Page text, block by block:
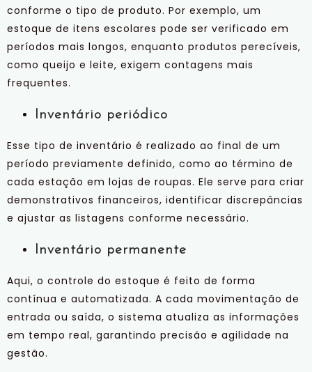
conforme o tipo de produto. Por exemplo, um
estoque de itens escolares pode ser verificado em
períodos mais longos, enquanto produtos perecíveis,
como queijo e leite, exigem contagens mais
frequentes.
Inventário periódico
Esse tipo de inventário é realizado ao final de um
período previamente definido, como ao término de
cada estação em lojas de roupas. Ele serve para criar
demonstrativos financeiros, identificar discrepâncias
e ajustar as listagens conforme necessário.
Inventário permanente
Aqui, o controle do estoque é feito de forma
contínua e automatizada. A cada movimentação de
entrada ou saída, o sistema atualiza as informações
em tempo real, garantindo precisão e agilidade na
gestão.